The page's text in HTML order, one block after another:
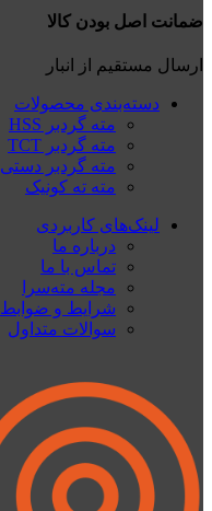
ضمانت اصل بودن کالا
ارسال مستقیم از انبار
دسته‌بندی محصولات
مته گردبر HSS
مته گردبر TCT
مته گردبر دستی
مته ته کونیک
لینک‌های کاربردی
درباره ما
تماس با ما
مجله مته‌سرا
شرایط و ضوابط
سوالات متداول